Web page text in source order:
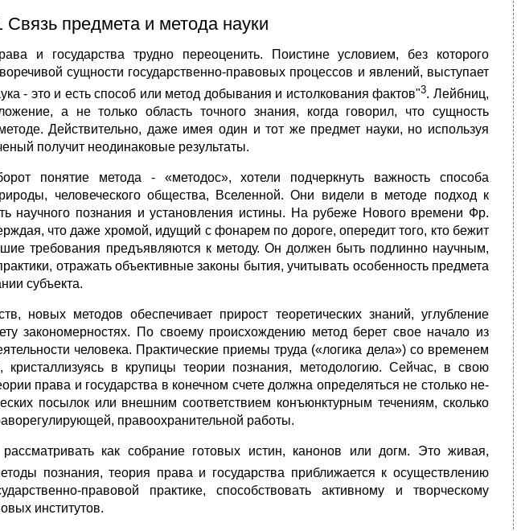
Связь предмета и метода науки
и государства трудно переоценить. Поистине условием, без которого
сущности государственно-право­вых процессов и явлений, выступает
- это и есть способ или метод добывания и истол­кования фактов"3. Лейбниц,
а не только область точного знания, когда говорил, что сущность
Действи­тельно, даже имея один и тот же предмет науки, но используя
получит неодинако­вые результаты.
понятие метода - «методос», хотели подчеркнуть важность способа
человеческого общества, Вселенной. Они видели в методе подход к
научного познания и установления истины. На рубеже Нового времени Фр.
что даже хромой, идущий с фонарем по дороге, опередит того, кто бе­жит
требования предъ­являются к методу. Он должен быть подлинно научным,
отражать объектив­ные законы бытия, учитывать особенность предмета
субъекта.
новых методов обес­печивает прирост теоретических знаний, углубление
закономерностях. По своему про­исхождению метод берет свое начало из
человека. Практические приемы труда («логика дела») со временем
кристаллизуясь в крупицы теории познания, методологию. Сей­час, в свою
права и государства в конечном счете должна определяться не столько не­
посылок или внеш­ним соответствием конъюнктурным течениям, сколько
правоохрани­тельной работы.
как собра­ние готовых истин, канонов или догм. Это живая,
познания, теория права и государства приближается к осуществлению
правовой практике, способствовать активному и творческому
инсти­тутов.